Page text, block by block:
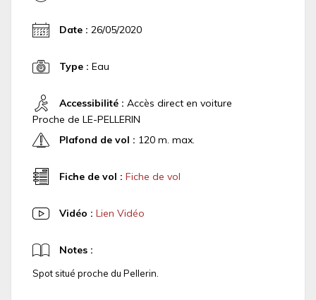
Date : 26/05/2020
Type : Eau
Accessibilité : Accès direct en voiture
Proche de LE-PELLERIN
Plafond de vol : 120 m. max.
Fiche de vol : Fiche de vol
Vidéo : Lien Vidéo
Notes :
Spot situé proche du Pellerin.